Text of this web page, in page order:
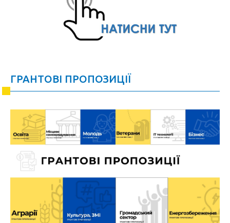
ГРАНТОВІ ПРОПОЗИЦІЇ